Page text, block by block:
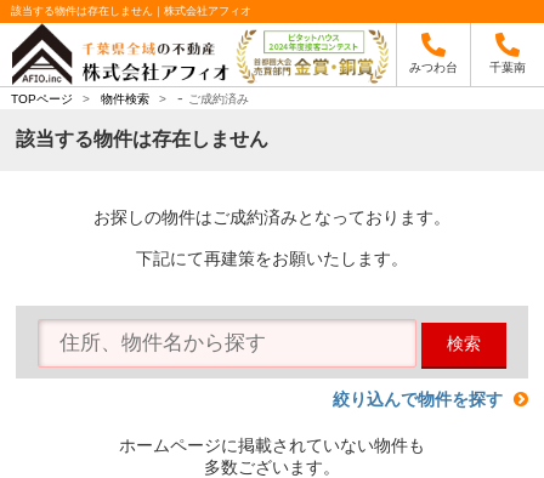
該当する物件は存在しません｜株式会社アフィオ
みつわ台 千葉南
TOPページ > 物件検索 > - ご成約済み
該当する物件は存在しません
お探しの物件はご成約済みとなっております。
下記にて再建策をお願いたします。
検索
絞り込んで物件を探す
ホームページに掲載されていない物件も
多数ございます。